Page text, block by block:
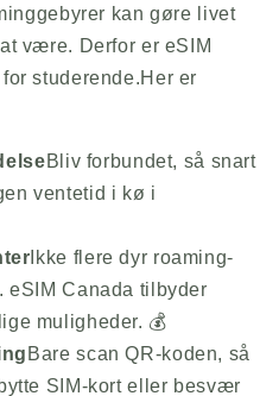
kan gøre livet
være. Derfor er eSIM
studerende.Her er
Bliv forbundet, så snart
ventetid i kø i
Ikke flere dyr roaming-
eSIM Canada tilbyder
muligheder. 💰
Bare scan QR-koden, så
SIM-kort eller besvær